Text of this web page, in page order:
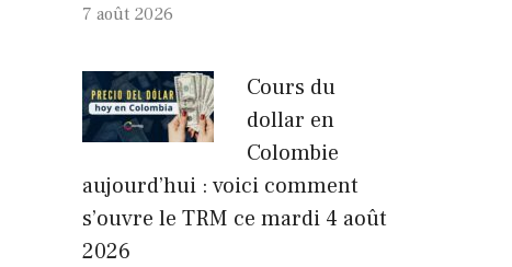
7 août 2026
Cours du
dollar en
Colombie
aujourd’hui : voici comment
s’ouvre le TRM ce mardi 4 août
2026